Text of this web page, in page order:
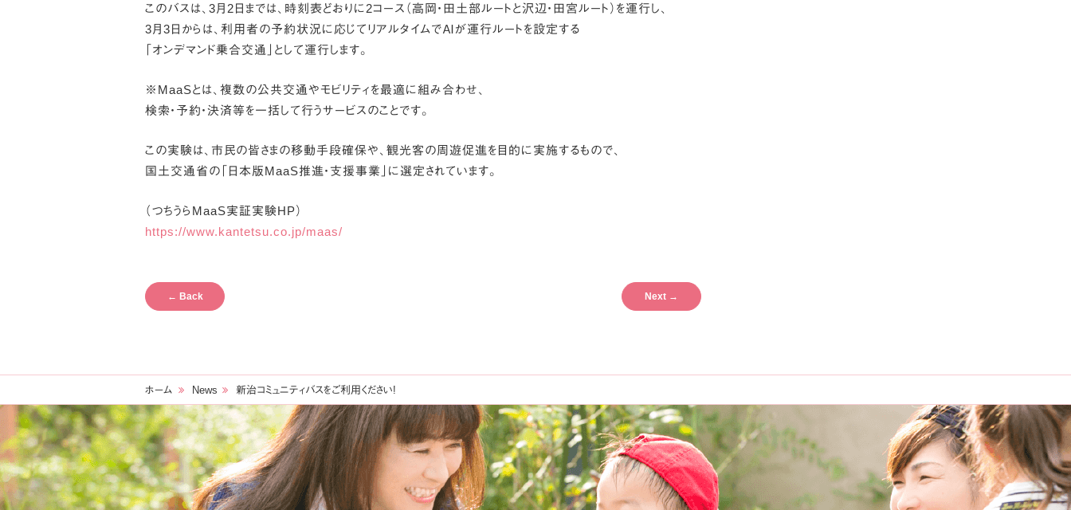
このバスは、3月2日までは、時刻表どおりに2コース（高岡・田土部ルートと沢辺・田宮ルート）を運行し、
3月3日からは、利用者の予約状況に応じてリアルタイムでＡＩが運行ルートを設定する
「オンデマンド乗合交通」として運行します。
※MaaSとは、複数の公共交通やモビリティを最適に組み合わせ、
検索・予約・決済等を一括して行うサービスのことです。
この実験は、市民の皆さまの移動手段確保や、観光客の周遊促進を目的に実施するもので、
国土交通省の「日本版MaaS推進・支援事業」に選定されています。
（つちうらMaaS実証実験HP）
https://www.kantetsu.co.jp/maas/
← Back Next →
ホーム News 新治コミュニティバスをご利用ください!